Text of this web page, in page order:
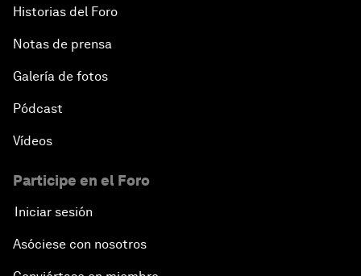
Historias del Foro
Notas de prensa
Galería de fotos
Pódcast
Vídeos
Participe en el Foro
Iniciar sesión
Asóciese con nosotros